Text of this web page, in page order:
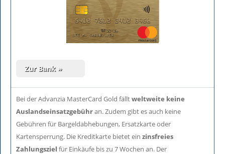
Bei der Advanzia MasterCard Gold fälltweltweite keine
Auslandseinsatzgebühran. Zudem gibt es auch keine
Gebühren für Bargeldabhebungen, Ersatzkarte oder
Kartensperrung. Die Kreditkarte bietet ein zinsfreies
Zahlungsziel für Einkäufe bis zu 7 Wochen an. Der